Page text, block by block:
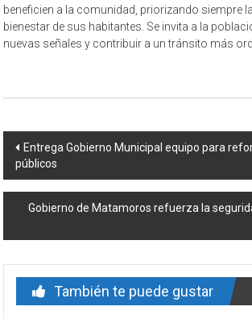
beneficien a la comunidad, priorizando siempre
bienestar de sus habitantes. Se invita a la
nuevas señales y contribuir a un tránsito más
Navegación
de
entrada
Entrega Gobierno Municipal equipo para
públicos
Gobierno de Matamoros refuerza la
También te puede gustar